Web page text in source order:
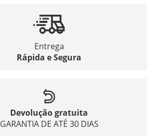
Entrega
Rápida e Segura
Devolução gratuita
GARANTIA DE ATÉ 30 DIAS